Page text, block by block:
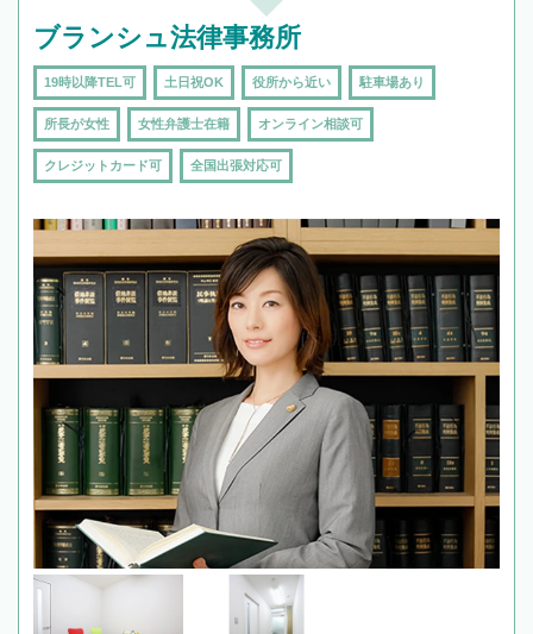
ブランシュ法律事務所
19時以降TEL可 土日祝OK 役所から近い 駐車場あり
所長が女性 女性弁護士在籍 オンライン相談可
クレジットカード可 全国出張対応可